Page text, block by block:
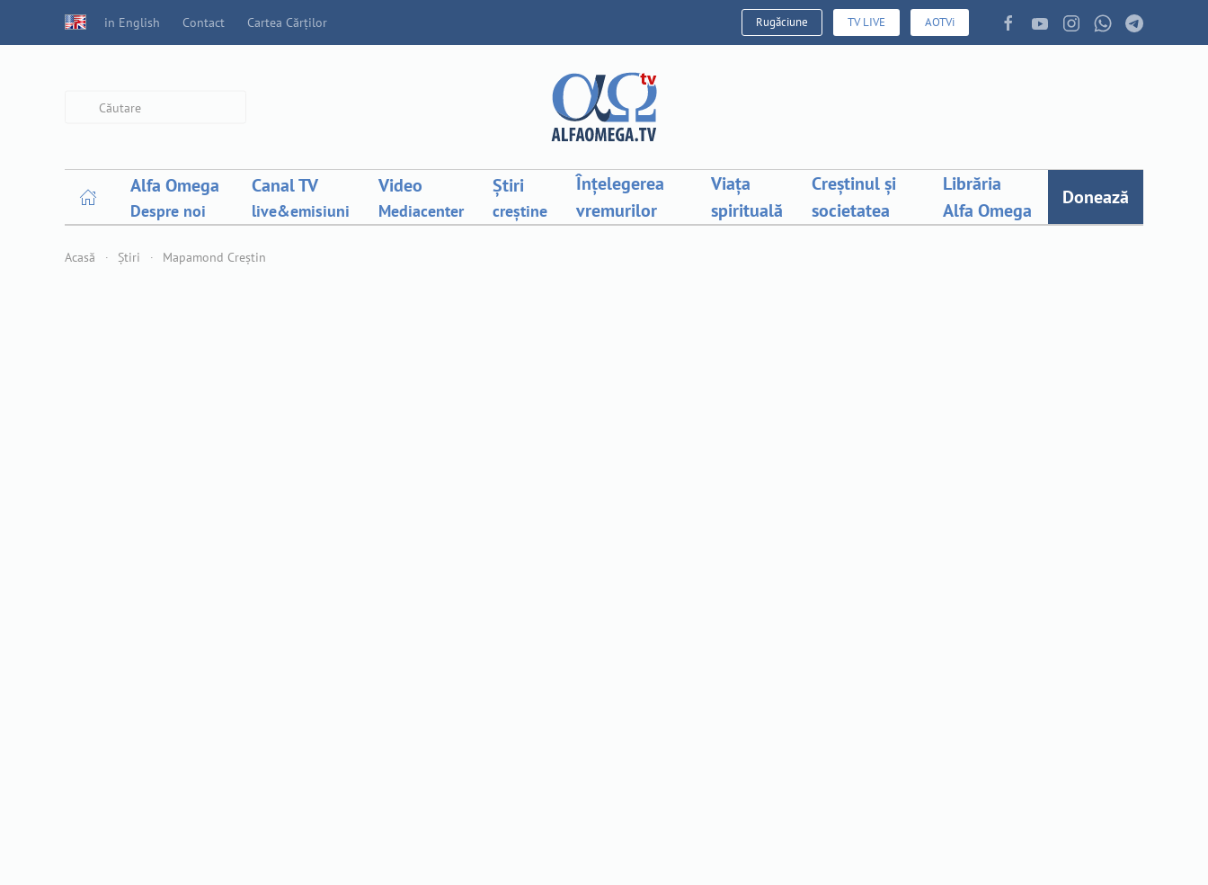
in English Contact Cartea Cărților Rugăciune TV LIVE AOTVi
Alfa Omega
Despre noi
Canal TV
live&emisiuni
Video
Mediacenter
Știri
creștine
Înțelegerea
vremurilor
Viața
spirituală
Creștinul și
societatea
Librăria
Alfa Omega
Donează
Acasă Știri Mapamond Creștin